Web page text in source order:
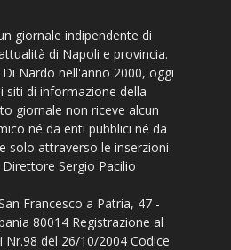
giornale indipendente di
di Napoli e provincia.
Nardo nell'anno 2000, oggi
siti di informazione della
giornale non riceve alcun
né da enti pubblici né da
solo attraverso le inserzioni
Sergio Pacilio
Francesco a Patria, 47 -
80014 Registrazione al
Nr.98 del 26/10/2004 Codice